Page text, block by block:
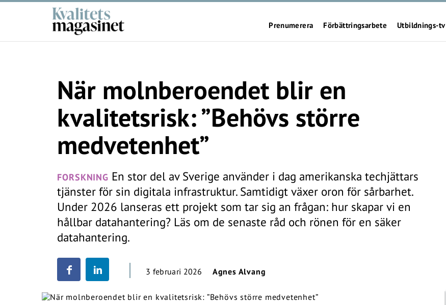
Prenumerera Förbättringsarbete Utbildnings-tv
När molnberoendet blir en
kvalitetsrisk: ”Behövs större
medvetenhet”
FORSKNING En stor del av Sverige använder i dag amerikanska techjättars
tjänster för sin digitala infrastruktur. Samtidigt växer oron för sårbarhet.
Under 2026 lanseras ett projekt som tar sig an frågan: hur skapar vi en
hållbar datahantering? Läs om de senaste råd och rönen för en säker
datahantering.
3 februari 2026 Agnes Alvang